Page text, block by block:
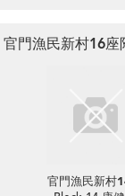
官門漁民新村16座
官門漁民新村